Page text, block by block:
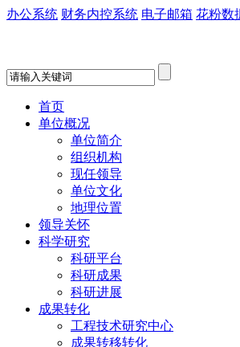
办公系统 财务内控系统 电子邮箱 花粉数
首页
单位概况
单位简介
组织机构
现任领导
单位文化
地理位置
领导关怀
科学研究
科研平台
科研成果
科研进展
成果转化
工程技术研究中心
成果转移转化